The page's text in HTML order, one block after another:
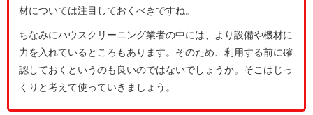
材については注目しておくべきですね。
ちなみにハウスクリーニング業者の中には、より設備や機材に
力を入れているところもあります。そのため、利用する前に確
認しておくというのも良いのではないでしょうか。そこはじっ
くりと考えて使っていきましょう。